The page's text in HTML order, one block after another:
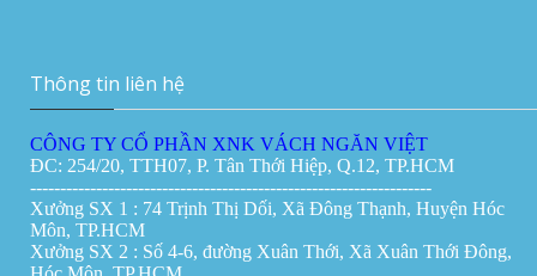
Thông tin liên hệ
CÔNG TY CỔ PHẦN XNK VÁCH NGĂN VIỆT
ĐC: 254/20, TTH07, P. Tân Thới Hiệp, Q.12, TP.HCM
-------------------------------------------------------------------
Xưởng SX 1 : 74 Trịnh Thị Dối, Xã Đông Thạnh, Huyện Hóc
Môn, TP.HCM
Xưởng SX 2 : Số 4-6, đường Xuân Thới, Xã Xuân Thới Đông,